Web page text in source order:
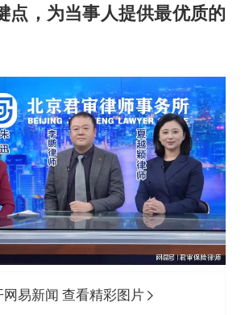
点，为当事人提供最优质的
网易新闻 查看精彩图片